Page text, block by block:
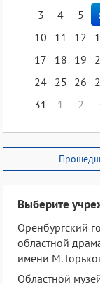
3
4 5
10
11 12
17
18 19
24 25 26
31
1 2
Выберите
Оренбургский
областной
имени М.
Областной